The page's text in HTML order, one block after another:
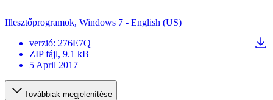
Illesztőprogramok, Windows 7 - English (US)
verzió: 276E7Q
ZIP fájl, 9.1 kB
5 April 2017
Továbbiak megjelenítése